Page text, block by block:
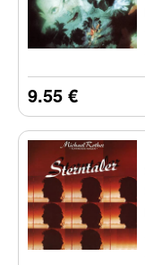
9.55 €